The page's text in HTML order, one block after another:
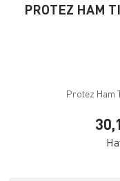
PROTEZ HAM
Protez Ham